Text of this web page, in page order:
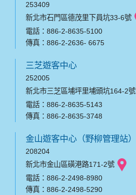
253409
新北市石門區德茂里下員坑33-6號
電話：886-2-8635-5100
傳真：886-2-2636- 6675
三芝遊客中心
252005
新北市三芝區埔坪里埔頭坑164-2號
電話：886-2-8635-5143
傳真：886-2-8635-3748
金山遊客中心（野柳管理站）
208204
新北市金山區磺港路171-2號
電話：886-2-2498-8980
傳真：886-2-2498-5290